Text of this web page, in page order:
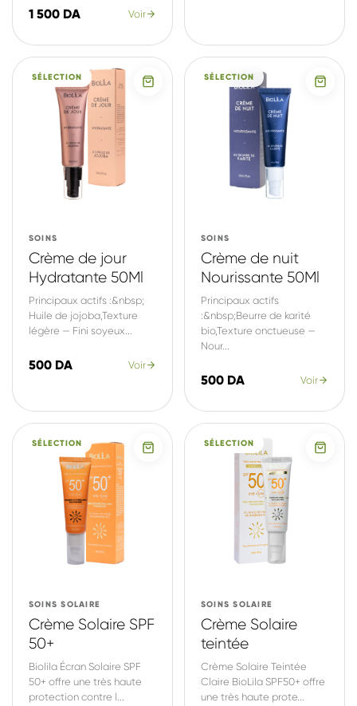
1 500 DA Voir
SÉLECTION
SOINS
Crème de jour
Hydratante 50Ml
Principaux actifs :&nbsp;
Huile de jojoba,Texture
légère — Fini soyeux...
500 DA Voir
SÉLECTION
SOINS
Crème de nuit
Nourissante 50Ml
Principaux actifs
:&nbsp;Beurre de karité
bio,Texture onctueuse —
Nour...
500 DA Voir
SÉLECTION
SOINS SOLAIRE
Crème Solaire SPF
50+
Biolila Écran Solaire SPF
50+ offre une très haute
protection contre l...
SÉLECTION
SOINS SOLAIRE
Crème Solaire
teintée
Crème Solaire Teintée
Claire BioLila SPF50+ offre
une très haute prote...